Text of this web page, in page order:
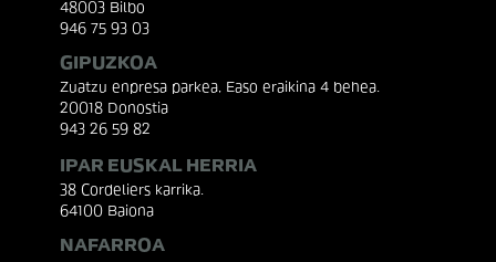
48003 Bilbo
946 75 93 03
GIPUZKOA
Zuatzu enpresa parkea, Easo eraikina 4 behea.
20018 Donostia
943 26 59 82
IPAR EUSKAL HERRIA
38 Cordeliers karrika.
64100 Baiona
NAFARROA